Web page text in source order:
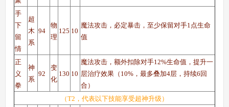
西普大陆手机版 搜 手
手
下
留
情
超
木
系
94
物
理
125 10
魔法攻击，必定暴击，至少保留对手1点生命
值
正
义
拳
神
系
92
变
化
130 10
魔法攻击，额外扣除对手12%生命值，提升一
层治疗效果（10%，最多叠加4层，持续6回
合）
（T2，代表以下技能享受超神升级）